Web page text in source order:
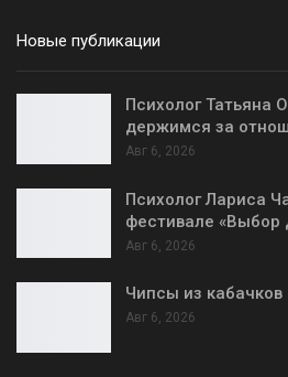
Новые публикации
Психолог Татьяна
держимся за
Авг 6, 2026
Психолог Лариса
фестивале «Выбор
Авг 6, 2026
Чипсы из
Авг 6, 2026